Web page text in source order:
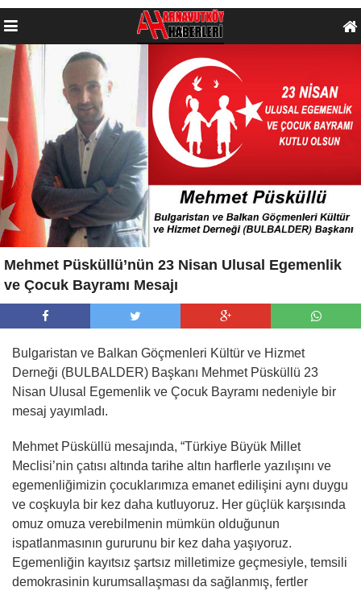
Mehmet Püsküllü’nün 23 Nisan Ulusal Egemenlik
ve Çocuk Bayramı Mesajı
Bulgaristan ve Balkan Göçmenleri Kültür ve Hizmet
Derneği (BULBALDER) Başkanı Mehmet Püsküllü 23
Nisan Ulusal Egemenlik ve Çocuk Bayramı nedeniyle bir
mesaj yayımladı.
Mehmet Püsküllü mesajında, “Türkiye Büyük Millet
Meclisi’nin çatısı altında tarihe altın harflerle yazılışını ve
egemenliğimizin çocuklarımıza emanet edilişini aynı duygu
ve coşkuyla bir kez daha kutluyoruz. Her güçlük karşısında
omuz omuza verebilmenin mümkün olduğunun
ispatlanmasının gururunu bir kez daha yaşıyoruz.
Egemenliğin kayıtsız şartsız milletimize geçmesiyle, temsili
demokrasinin kurumsallaşması da sağlanmış, fertler